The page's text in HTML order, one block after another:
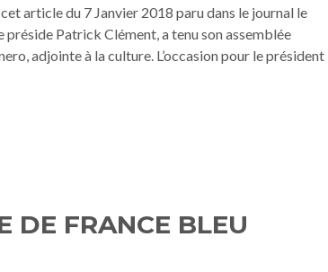
article du 7 Janvier 2018 paru dans le journal le
préside Patrick Clément, a tenu son assemblée
adjointe à la culture. L’occasion pour le président
DE FRANCE BLEU